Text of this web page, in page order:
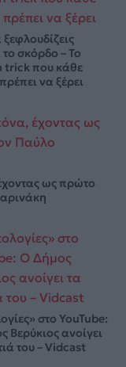
σκόρδο – Το
trick που κάθε
να ξέρει
ως πρώτο
στο YouTube:
Βερύκιος ανοίγει
του – Vidcast